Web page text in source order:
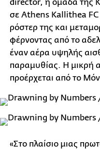
director, η ομάδα της
σε Athens Kallithea FC
ρόστερ της και
φέρνοντας από το
έναν αέρα υψηλής
παραμυθίας. Η μικρή
προέρχεται από το
«Στο πλαίσιο μιας